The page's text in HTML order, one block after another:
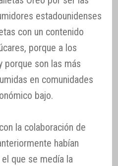
estadounidenses
con un contenido
porque a los
porque son las más
en comunidades
bajo.
la colaboración de
habían
que se medía la